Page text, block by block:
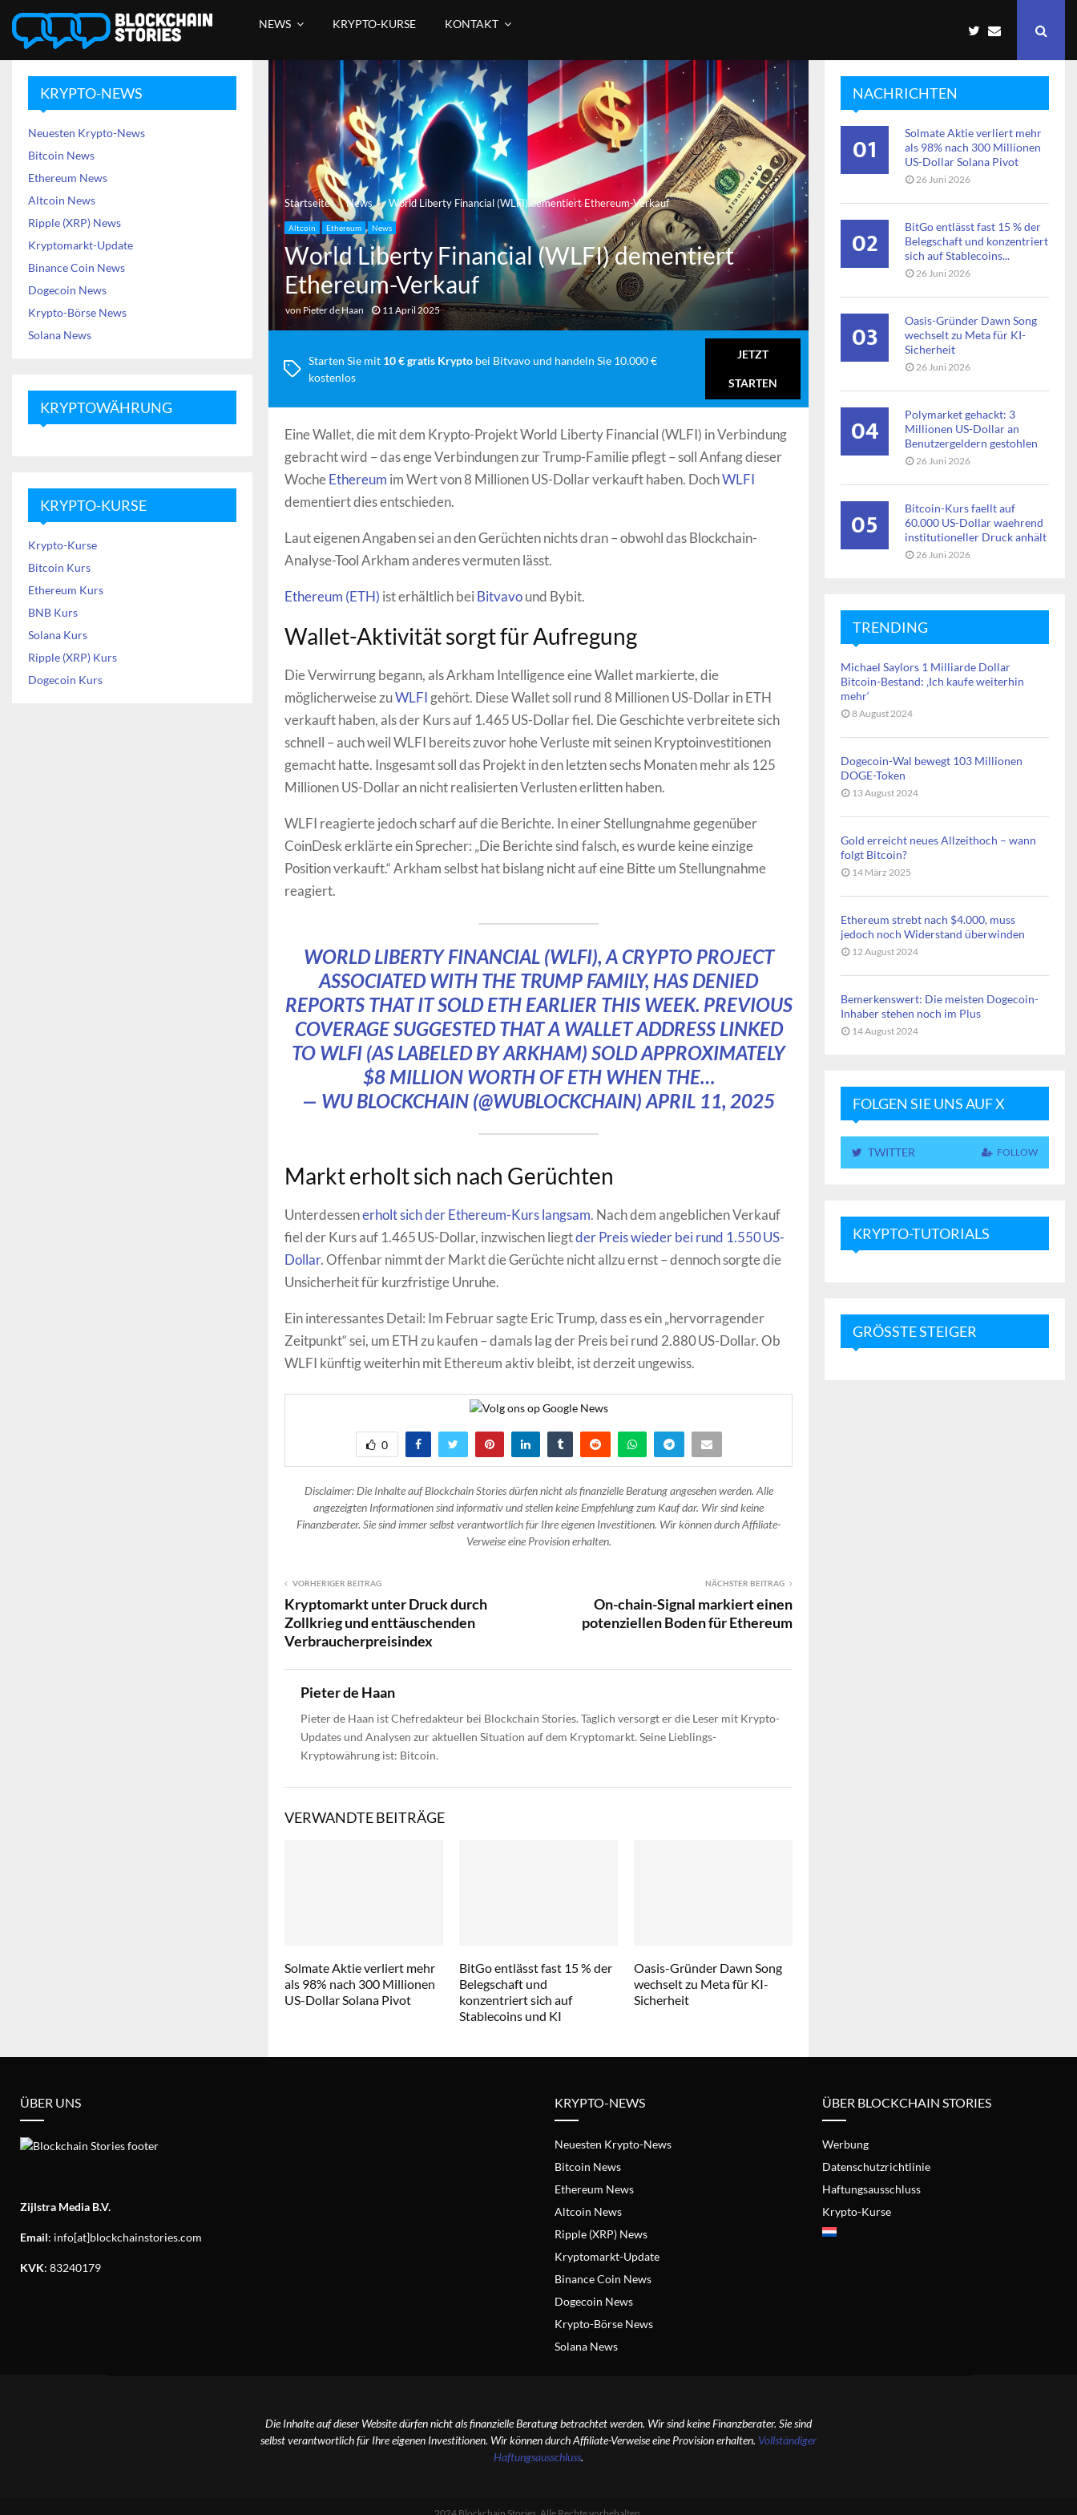
NEWS KRYPTO-KURSE KONTAKT
Startseite News World Liberty Financial (WLFI) dementiert Ethereum-Verkauf
Altcoin Ethereum News
World Liberty Financial (WLFI) dementiert
Ethereum-Verkauf
vonPieter de Haan 11 April 2025
Starten Sie mit 10 € gratis Krypto bei Bitvavo und handeln Sie 10.000 €
kostenlos
JETZT
STARTEN
Eine Wallet, die mit dem Krypto-Projekt World Liberty Financial (WLFI) in Verbindung
gebracht wird – das enge Verbindungen zur Trump-Familie pflegt – soll Anfang dieser
WocheEthereum im Wert von 8 Millionen US-Dollar verkauft haben. DochWLFI
dementiert dies entschieden.
Laut eigenen Angaben sei an den Gerüchten nichts dran – obwohl das Blockchain-
Analyse-Tool Arkham anderes vermuten lässt.
Ethereum (ETH) ist erhältlich bei Bitvavound Bybit.
Wallet-Aktivität sorgt für Aufregung
Die Verwirrung begann, als Arkham Intelligence eine Wallet markierte, die
möglicherweise zuWLFI gehört. Diese Wallet soll rund 8 Millionen US-Dollar in ETH
verkauft haben, als der Kurs auf 1.465 US-Dollar fiel. Die Geschichte verbreitete sich
schnell – auch weil WLFI bereits zuvor hohe Verluste mit seinen Kryptoinvestitionen
gemacht hatte. Insgesamt soll das Projekt in den letzten sechs Monaten mehr als 125
Millionen US-Dollar an nicht realisierten Verlusten erlitten haben.
WLFI reagierte jedoch scharf auf die Berichte. In einer Stellungnahme gegenüber
CoinDesk erklärte ein Sprecher: „Die Berichte sind falsch, es wurde keine einzige
Position verkauft.“ Arkham selbst hat bislang nicht auf eine Bitte um Stellungnahme
reagiert.
WORLD LIBERTY FINANCIAL (WLFI), A CRYPTO PROJECT
ASSOCIATED WITH THE TRUMP FAMILY, HAS DENIED
REPORTS THAT IT SOLD ETH EARLIER THIS WEEK. PREVIOUS
COVERAGE SUGGESTED THAT A WALLET ADDRESS LINKED
TO WLFI (AS LABELED BY ARKHAM) SOLD APPROXIMATELY
$8 MILLION WORTH OF ETH WHEN THE…
— WU BLOCKCHAIN (@WUBLOCKCHAIN)APRIL 11, 2025
Markt erholt sich nach Gerüchten
Unterdessenerholt sich der Ethereum-Kurs langsam. Nach dem angeblichen Verkauf
fiel der Kurs auf 1.465 US-Dollar, inzwischen liegtder Preis wieder bei rund 1.550 US-
Dollar. Offenbar nimmt der Markt die Gerüchte nicht allzu ernst – dennoch sorgte die
Unsicherheit für kurzfristige Unruhe.
Ein interessantes Detail: Im Februar sagte Eric Trump, dass es ein „hervorragender
Zeitpunkt“ sei, um ETH zu kaufen – damals lag der Preis bei rund 2.880 US-Dollar. Ob
WLFI künftig weiterhin mit Ethereum aktiv bleibt, ist derzeit ungewiss.
0
Disclaimer: Die Inhalte auf Blockchain Stories dürfen nicht als finanzielle Beratung angesehen werden. Alle
angezeigten Informationen sind informativ und stellen keine Empfehlung zum Kauf dar. Wir sind keine
Finanzberater. Sie sind immer selbst verantwortlich für Ihre eigenen Investitionen. Wir können durch Affiliate-
Verweise eine Provision erhalten.
VORHERIGER BEITRAG
Kryptomarkt unter Druck durch
Zollkrieg und enttäuschenden
Verbraucherpreisindex
NÄCHSTER BEITRAG
On-chain-Signal markiert einen
potenziellen Boden für Ethereum
Pieter de Haan
Pieter de Haan ist Chefredakteur bei Blockchain Stories. Täglich versorgt er die Leser mit Krypto-
Updates und Analysen zur aktuellen Situation auf dem Kryptomarkt. Seine Lieblings-
Kryptowährung ist: Bitcoin.
VERWANDTE BEITRÄGE
Solmate Aktie verliert mehr
als 98% nach 300 Millionen
US-Dollar Solana Pivot
BitGo entlässt fast 15 % der
Belegschaft und
konzentriert sich auf
Stablecoins und KI
Oasis-Gründer Dawn Song
wechselt zu Meta für KI-
Sicherheit
KRYPTO-NEWS
Neuesten Krypto-News
Bitcoin News
Ethereum News
Altcoin News
Ripple (XRP) News
Kryptomarkt-Update
Binance Coin News
Dogecoin News
Krypto-Börse News
Solana News
KRYPTOWÄHRUNG
KRYPTO-KURSE
Krypto-Kurse
Bitcoin Kurs
Ethereum Kurs
BNB Kurs
Solana Kurs
Ripple (XRP) Kurs
Dogecoin Kurs
NACHRICHTEN
01
Solmate Aktie verliert mehr
als 98% nach 300 Millionen
US-Dollar Solana Pivot
26 Juni 2026
02
BitGo entlässt fast 15 % der
Belegschaft und konzentriert
sich auf Stablecoins...
26 Juni 2026
03
Oasis-Gründer Dawn Song
wechselt zu Meta für KI-
Sicherheit
26 Juni 2026
04
Polymarket gehackt: 3
Millionen US-Dollar an
Benutzergeldern gestohlen
26 Juni 2026
05
Bitcoin-Kurs faellt auf
60.000 US-Dollar waehrend
institutioneller Druck anhält
26 Juni 2026
TRENDING
Michael Saylors 1 Milliarde Dollar
Bitcoin-Bestand: ‚Ich kaufe weiterhin
mehr‘
8 August 2024
Dogecoin-Wal bewegt 103 Millionen
DOGE-Token
13 August 2024
Gold erreicht neues Allzeithoch – wann
folgt Bitcoin?
14 März 2025
Ethereum strebt nach $4.000, muss
jedoch noch Widerstand überwinden
12 August 2024
Bemerkenswert: Die meisten Dogecoin-
Inhaber stehen noch im Plus
14 August 2024
FOLGEN SIE UNS AUF X
TWITTER FOLLOW
KRYPTO-TUTORIALS
GRÖSSTE STEIGER
ÜBER UNS
Zijlstra Media B.V.
Email: info[at]blockchainstories.com
KVK: 83240179
KRYPTO-NEWS
Neuesten Krypto-News
Bitcoin News
Ethereum News
Altcoin News
Ripple (XRP) News
Kryptomarkt-Update
Binance Coin News
Dogecoin News
Krypto-Börse News
Solana News
ÜBER BLOCKCHAIN STORIES
Werbung
Datenschutzrichtlinie
Haftungsausschluss
Krypto-Kurse
Die Inhalte auf dieser Website dürfen nicht als finanzielle Beratung betrachtet werden. Wir sind keine Finanzberater. Sie sind
selbst verantwortlich für Ihre eigenen Investitionen. Wir können durch Affiliate-Verweise eine Provision erhalten. Vollständiger
Haftungsausschluss.